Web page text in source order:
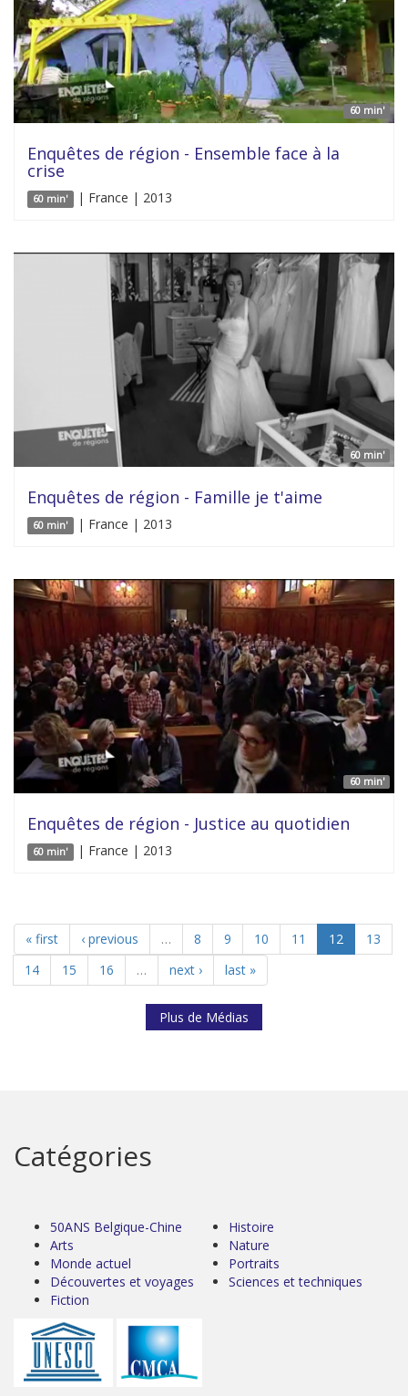
60 min'
Enquêtes de région - Ensemble face à la
crise
60 min' | France | 2013
60 min'
Enquêtes de région - Famille je t'aime
60 min' | France | 2013
60 min'
Enquêtes de région - Justice au quotidien
60 min' | France | 2013
« first ‹ previous … 8 9 10 11 12
13
14
15 16 … next › last »
Plus de Médias
Catégories
50ANS Belgique-Chine
Arts
Monde actuel
Découvertes et voyages
Fiction
Histoire
Nature
Portraits
Sciences et techniques